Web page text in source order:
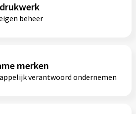
beheer
merken
verantwoord ondernemen